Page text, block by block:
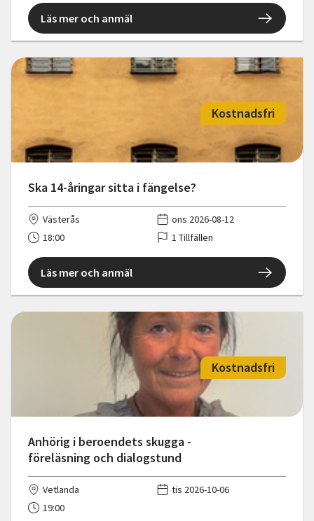
Läs mer och anmäl
Ska 14-åringar sitta i fängelse?
Kostnadsfri
Västerås
ons 2026-08-12
18:00
1 Tillfällen
Läs mer och anmäl
Anhörig i beroendets skugga -
föreläsning och dialogstund
Kostnadsfri
Vetlanda
tis 2026-10-06
19:00